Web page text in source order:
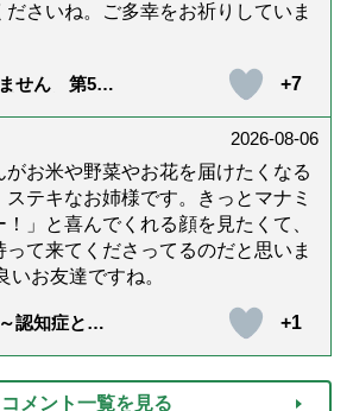
さいね。ご多幸をお祈りしていま
ません 第500
+7
2026-08-06
がお米や野菜やお花を届けたくなる
テキなお姉様です。きっとマナミ
」と喜んでくれる顔を見たくて、
て来てくださってるのだと思いま
いお友達ですね。
認知症と介
）
+1
コメント一覧を見る